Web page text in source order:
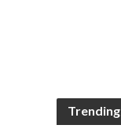
Trending